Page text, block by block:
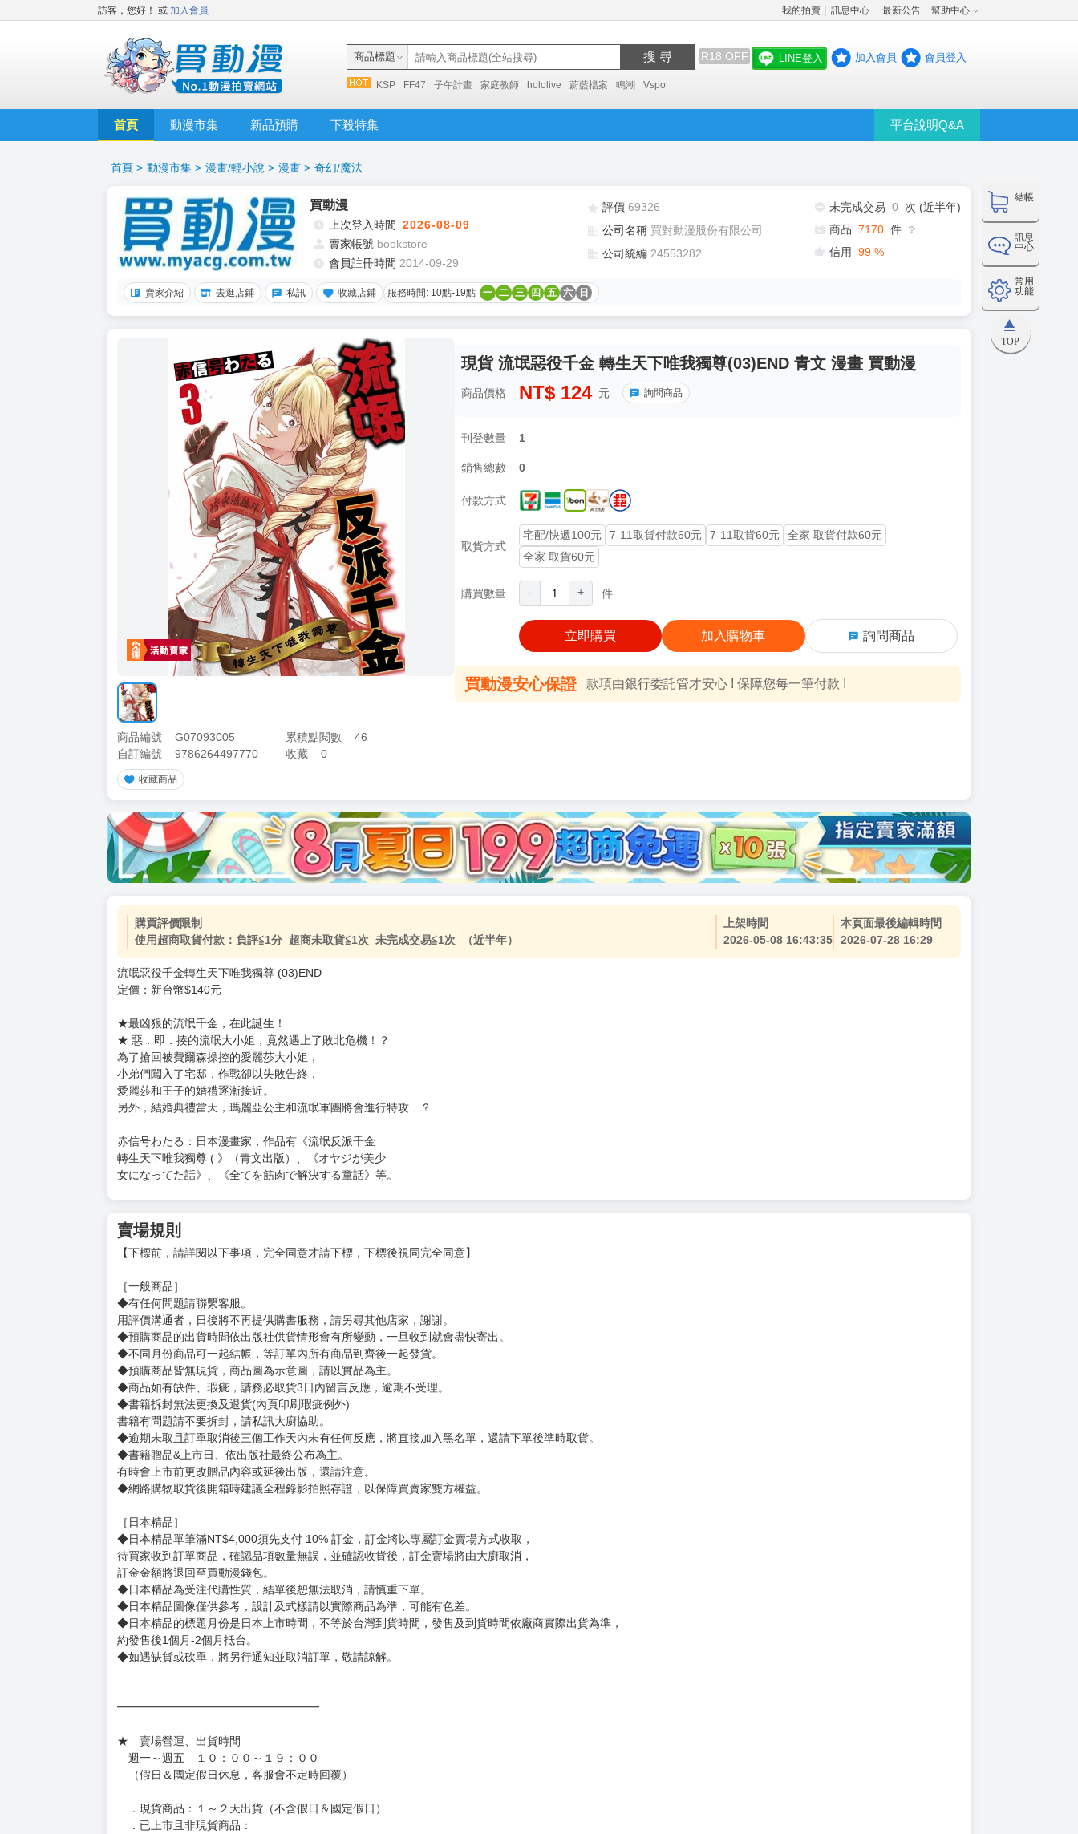
訪客，您好！ 或 加入會員 我的拍賣 訊息中心 最新公告 幫助中心
商品標題 搜 尋 R18 OFF
KSP FF47 子午計畫 家庭教師 hololive 蔚藍檔案 鳴潮 Vspo
LINE登入 加入會員 會員登入
首頁 動漫市集 新品預購 下殺特集 平台說明Q&A
結帳
訊息
中心
常用
功能
TOP
首頁 > 動漫市集 > 漫畫/輕小說 > 漫畫 > 奇幻/魔法
買動漫
上次登入時間 2026-08-09
賣家帳號 bookstore
會員註冊時間 2014-09-29
評價 69326
公司名稱 買對動漫股份有限公司
公司統編 24553282
未完成交易 0
次 (近半年)
商品 7170 件 ❔
信用 99 %
賣家介紹 去逛店鋪 私訊 收藏店鋪 服務時間: 10點-19點 一 二 三 四 五 六 日
商品編號 G07093005 累積點閱數
46
自訂編號
9786264497770 收藏 0
收藏商品
現貨 流氓惡役千金 轉生天下唯我獨尊(03)END 青文 漫畫 買動漫
商品價格 NT$ 124 元 詢問商品
刊登數量 1
銷售總數 0
付款方式
取貨方式
宅配/快遞100元 7-11取貨付款60元 7-11取貨60元
全家 取貨付款60元
全家 取貨60元
購買數量 - + 件
立即購買 加入購物車 詢問商品
買動漫安心保證 款項由銀行委託管才安心 ! 保障您每一筆付款 !
購買評價限制
使用超商取貨付款：負評≦1分 超商未取貨≦1次 未完成交易≦1次 （近半年）
上架時間
2026-05-08 16:43:35
本頁面最後編輯時間
2026-07-28 16:29
流氓惡役千金轉生天下唯我獨尊 (03)END
定價：新台幣$140元
★最凶狠的流氓千金，在此誕生！
★ 惡．即．揍的流氓大小姐，竟然遇上了敗北危機！？
為了搶回被費爾森操控的愛麗莎大小姐，
小弟們闖入了宅邸，作戰卻以失敗告終，
愛麗莎和王子的婚禮逐漸接近。
另外，結婚典禮當天，瑪麗亞公主和流氓軍團將會進行特攻…？
赤信号わたる：日本漫畫家，作品有《流氓反派千金
轉生天下唯我獨尊 ( 》（青文出版）、《オヤジが美少
女になってた話》、《全てを筋肉で解決する童話》等。
賣場規則
【下標前，請詳閱以下事項，完全同意才請下標，下標後視同完全同意】
［一般商品］
◆有任何問題請聯繫客服。
用評價溝通者，日後將不再提供購書服務，請另尋其他店家，謝謝。
◆預購商品的出貨時間依出版社供貨情形會有所變動，一旦收到就會盡快寄出。
◆不同月份商品可一起結帳，等訂單內所有商品到齊後一起發貨。
◆預購商品皆無現貨，商品圖為示意圖，請以實品為主。
◆商品如有缺件、瑕疵，請務必取貨3日內留言反應，逾期不受理。
◆書籍拆封無法更換及退貨(內頁印刷瑕疵例外)
書籍有問題請不要拆封，請私訊大廚協助。
◆逾期未取且訂單取消後三個工作天內未有任何反應，將直接加入黑名單，還請下單後準時取貨。
◆書籍贈品&上市日、依出版社最終公布為主。
有時會上市前更改贈品內容或延後出版，還請注意。
◆網路購物取貨後開箱時建議全程錄影拍照存證，以保障買賣家雙方權益。
［日本精品］
◆日本精品單筆滿NT$4,000須先支付 10% 訂金，訂金將以專屬訂金賣場方式收取，
待買家收到訂單商品，確認品項數量無誤，並確認收貨後，訂金賣場將由大廚取消，
訂金金額將退回至買動漫錢包。
◆日本精品為受注代購性質，結單後恕無法取消，請慎重下單。
◆日本精品圖像僅供參考，設計及式樣請以實際商品為準，可能有色差。
◆日本精品的標題月份是日本上市時間，不等於台灣到貨時間，發售及到貨時間依廠商實際出貨為準，
約發售後1個月-2個月抵台。
◆如遇缺貨或砍單，將另行通知並取消訂單，敬請諒解。
━━━━━━━━━━━━━━━━━━
★ 賣場營運、出貨時間
週一～週五 １０：００～１９：００
（假日＆國定假日休息，客服會不定時回覆）
．現貨商品：１～２天出貨（不含假日＆國定假日）
．已上市且非現貨商品：